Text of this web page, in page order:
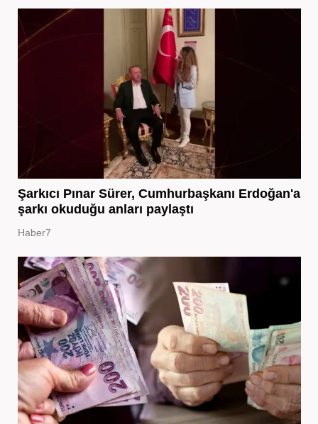
Şarkıcı Pınar Sürer, Cumhurbaşkanı Erdoğan'a
şarkı okuduğu anları paylaştı
Haber7